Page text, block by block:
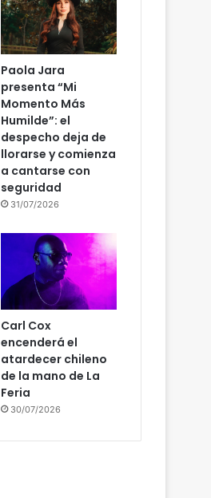
Paola Jara
presenta “Mi
Momento Más
Humilde”: el
despecho deja de
llorarse y comienza
a cantarse con
seguridad
31/07/2026
Carl Cox
encenderá el
atardecer chileno
de la mano de La
Feria
30/07/2026